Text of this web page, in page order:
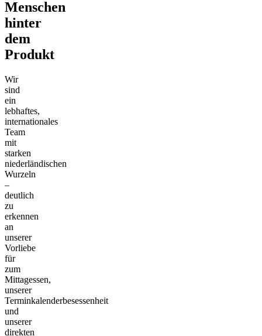
Menschen
hinter
dem
Produkt
Wir
sind
ein
lebhaftes,
internationales
Team
mit
starken
niederländischen
Wurzeln
–
deutlich
zu
erkennen
an
unserer
Vorliebe
für
zum
Mittagessen,
unserer
Terminkalenderbesessenheit
und
unserer
direkten